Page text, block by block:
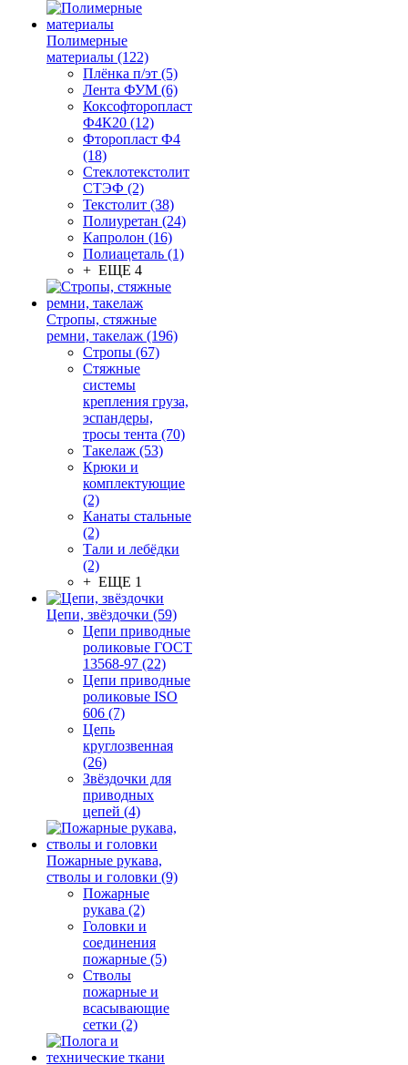
Полимерные
материалы (122)
Плёнка п/эт (5)
Лента ФУМ (6)
Коксофторопласт
Ф4К20 (12)
Фторопласт Ф4
(18)
Стеклотекстолит
СТЭФ (2)
Текстолит (38)
Полиуретан (24)
Капролон (16)
Полиацеталь (1)
+ ЕЩЕ 4
Стропы, стяжные
ремни, такелаж (196)
Стропы (67)
Стяжные
системы
крепления груза,
эспандеры,
тросы тента (70)
Такелаж (53)
Крюки и
комплектующие
(2)
Канаты стальные
(2)
Тали и лебёдки
(2)
+ ЕЩЕ 1
Цепи, звёздочки (59)
Цепи приводные
роликовые ГОСТ
13568-97 (22)
Цепи приводные
роликовые ISO
606 (7)
Цепь
круглозвенная
(26)
Звёздочки для
приводных
цепей (4)
Пожарные рукава,
стволы и головки (9)
Пожарные
рукава (2)
Головки и
соединения
пожарные (5)
Стволы
пожарные и
всасывающие
сетки (2)